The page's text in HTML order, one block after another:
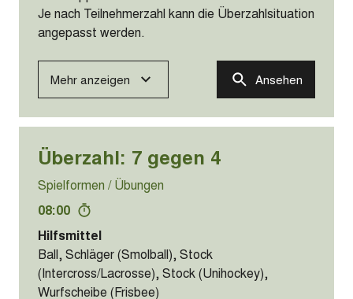
4er Gruppen ► 3 vs. 1
Überzahl: 5 gegen 2
Spielformen / Übungen
06:00
Ball, Schläger (Smolball), Stock
(Intercross/Lacrosse), Stock (Unihockey),
Wurfscheibe (Frisbee)